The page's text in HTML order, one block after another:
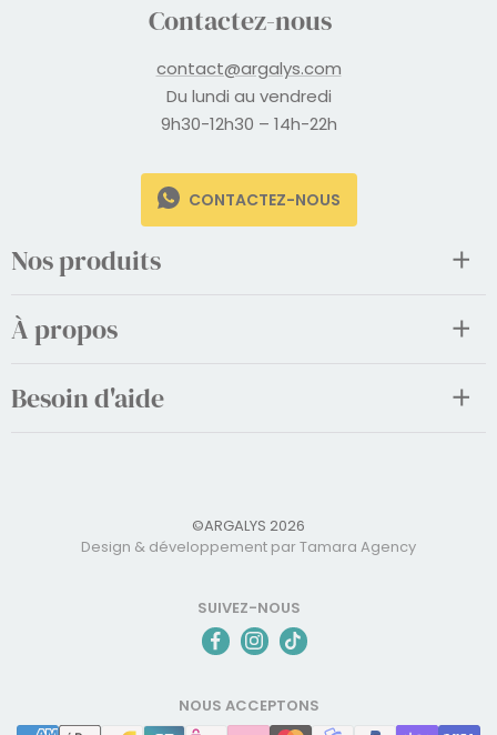
Contactez-nous
contact@argalys.com
Du lundi au vendredi
9h30-12h30 – 14h-22h
CONTACTEZ-NOUS
Nos produits
À propos
Besoin d'aide
©ARGALYS 2026
Design & développement par Tamara Agency
SUIVEZ-NOUS
NOUS ACCEPTONS